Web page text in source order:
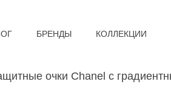
БРЕНДЫ КОЛЛЕКЦИИ